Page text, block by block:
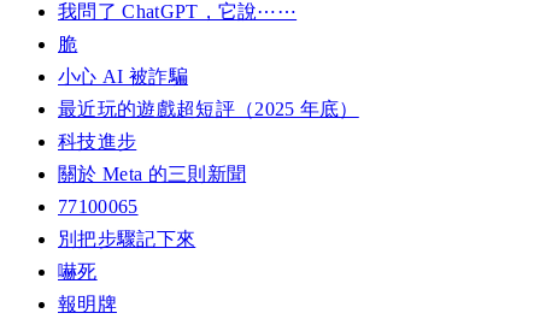
我問了 ChatGPT，它說⋯⋯
脆
小心 AI 被詐騙
最近玩的遊戲超短評（2025 年底）
科技進步
關於 Meta 的三則新聞
77100065
別把步驟記下來
嚇死
報明牌